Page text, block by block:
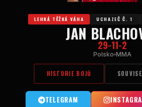
LEHKÁ TĚŽKÁ VÁHA UCHAZEČ Č. 1
JAN
29-11-2
Polsko MMA
HISTORIE BOJŮ
TELEGRAM